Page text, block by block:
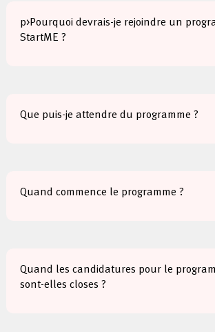
p>Pourquoi devrais-je rejoindre un
StartME ?
Que puis-je attendre du programme ?
Quand commence le programme ?
Quand les candidatures pour le
sont-elles closes ?